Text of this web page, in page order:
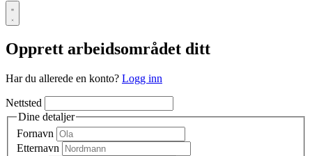
Opprett arbeidsområdet ditt
Har du allerede en konto? Logg inn
Nettsted
Dine detaljer
Fornavn
Etternavn